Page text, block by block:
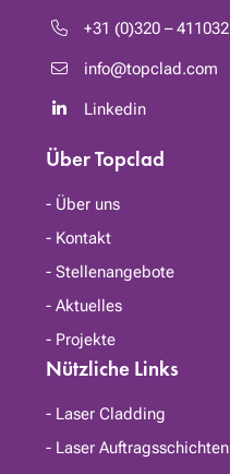
+31 (0)320 – 411032
info@topclad.com
Linkedin
Über Topclad
Über uns
Kontakt
Stellenangebote
Aktuelles
Projekte
Nützliche Links
Laser Cladding
Laser Auftragsschichten